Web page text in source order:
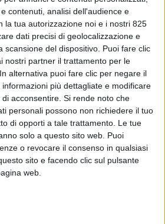
contenuti, analisi dell'audience e
la tua autorizzazione noi e i nostri 825
dati precisi di geolocalizzazione e
scansione del dispositivo. Puoi fare clic
nostri partner il trattamento per le
alternativa puoi fare clic per negare il
più dettagliate e modificare
acconsentire. Si rende noto che
personali possono non richiedere il tuo
di opporti a tale trattamento. Le tue
solo a questo sito web. Puoi
o revocare il consenso in qualsiasi
sito e facendo clic sul pulsante
web.
è il nuovo
Aicai